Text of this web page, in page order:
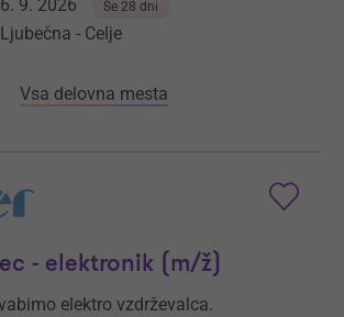
6. 9. 2026 Še 28 dni
Ljubečna - Celje
Vsa delovna mesta
- elektronik (m/ž)
elektro vzdrževalca.